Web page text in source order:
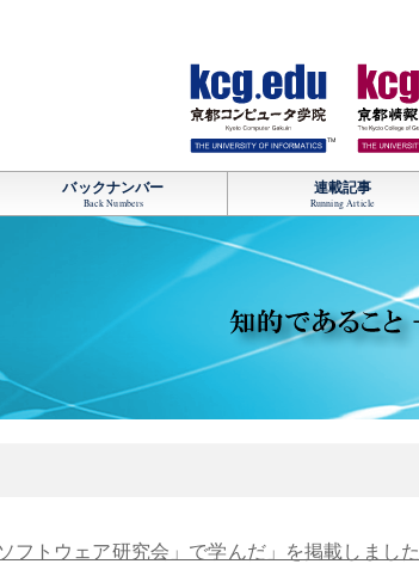
TM
バックナンバー
Back Numbers
連載記事
Running Article
フトウェア研究会」で学んだ」を掲載しました